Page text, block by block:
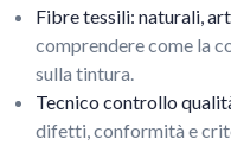
Fibre tessili: naturali,
comprendere come la
sulla tintura.
Tecnico controllo
difetti, conformità e